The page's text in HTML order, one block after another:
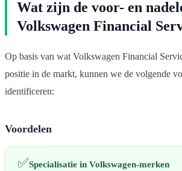
Wat zijn de voor- en
Volkswagen Financial
Op basis van wat Volkswagen Financial
positie in de markt, kunnen we de volgende
identificeren:
Voordelen
✅Specialisatie in Volkswagen-merken